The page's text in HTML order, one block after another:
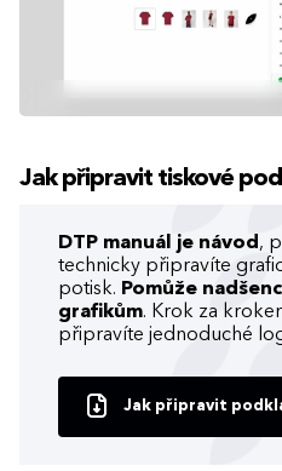
Jak připravit tiskové
DTP manuál je návod ,
technicky připravíte
potisk. Pomůže
grafikům. Krok za
připravíte jednoduché
Jak připravit